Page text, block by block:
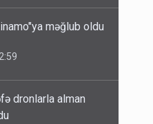
açıqladı
məğlub oldu
dronlarla alman